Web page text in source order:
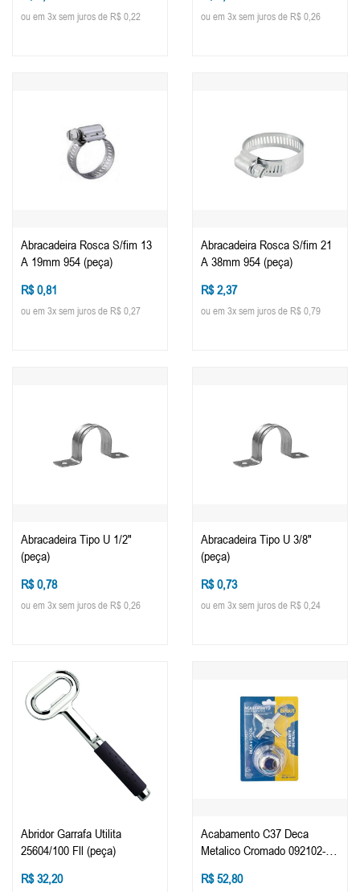
ou em 3x sem juros de R$ 0,22 ou em 3x sem juros de R$ 0,26
Abracadeira Rosca S/fim 13
A 19mm 954 (peça)
R$ 0,81
ou em 3x sem juros de R$ 0,27
Abracadeira Rosca S/fim 21
A 38mm 954 (peça)
R$ 2,37
ou em 3x sem juros de R$ 0,79
Abracadeira Tipo U 1/2"
(peça)
R$ 0,78
ou em 3x sem juros de R$ 0,26
Abracadeira Tipo U 3/8"
(peça)
R$ 0,73
ou em 3x sem juros de R$ 0,24
Abridor Garrafa Utilita
25604/100 Fll (peça)
R$ 32,20
Acabamento C37 Deca
Metalico Cromado 092102-21
R$ 52,80